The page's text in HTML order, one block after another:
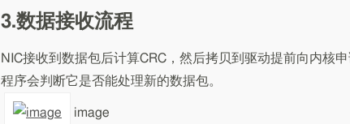
3.数据接收流程
NIC接收到数据包后计算CRC，然后拷贝到驱动提前向内核
程序会判断它是否能处理新的数据包。
image